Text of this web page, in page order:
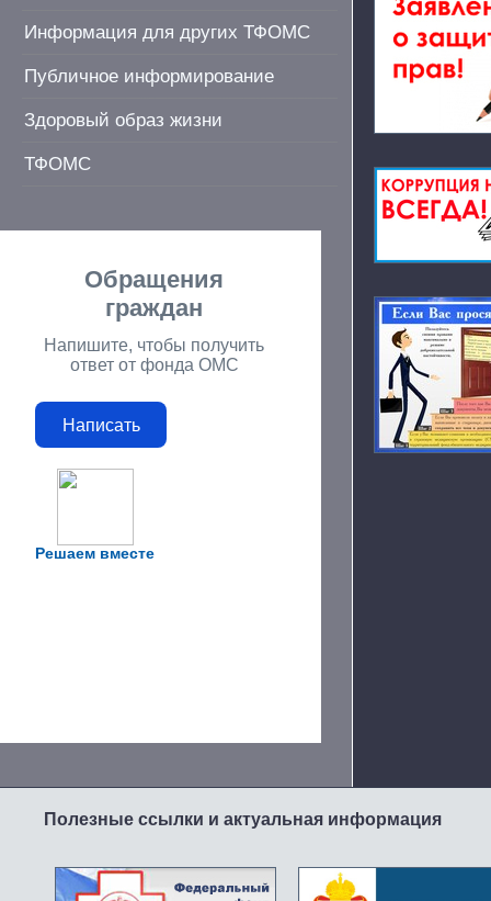
Информация для других ТФОМС
Публичное информирование
Здоровый образ жизни
ТФОМС
Решаем вместе
Обращения
граждан
Напишите, чтобы получить
ответ от фонда ОМС
Написать
Полезные ссылки и актуальная информация